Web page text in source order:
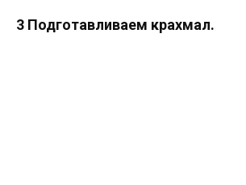
3 Подготавливаем крахмал.